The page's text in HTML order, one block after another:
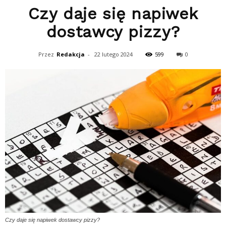
Czy daje się napiwek
dostawcy pizzy?
Przez Redakcja - 22 lutego 2024 599 0
Czy daje się napiwek dostawcy pizzy?